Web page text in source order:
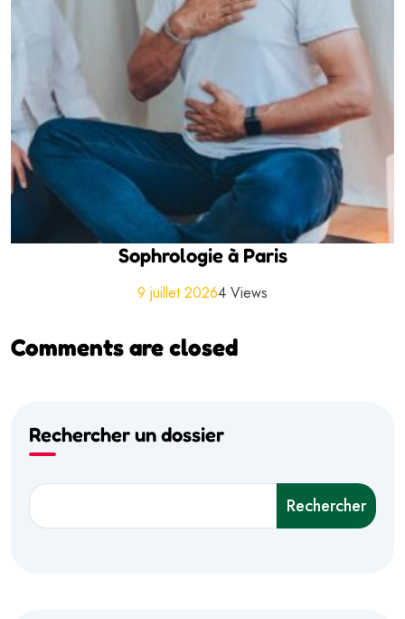
Sophrologie à Paris
9 juillet 20264 Views
Comments are closed
Rechercher un dossier
Rechercher